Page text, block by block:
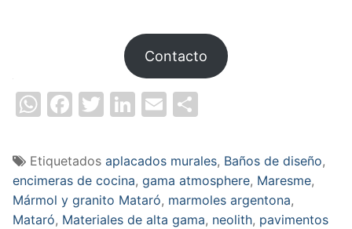
Contacto
SummaryWhatsApp
Facebook
Twitter
LinkedIn
Email
Etiquetados aplacados murales, Baños de diseño,
encimeras de cocina, gama atmosphere, Maresme,
Mármol y granito Mataró, marmoles argentona,
Mataró, Materiales de alta gama, neolith, pavimentos